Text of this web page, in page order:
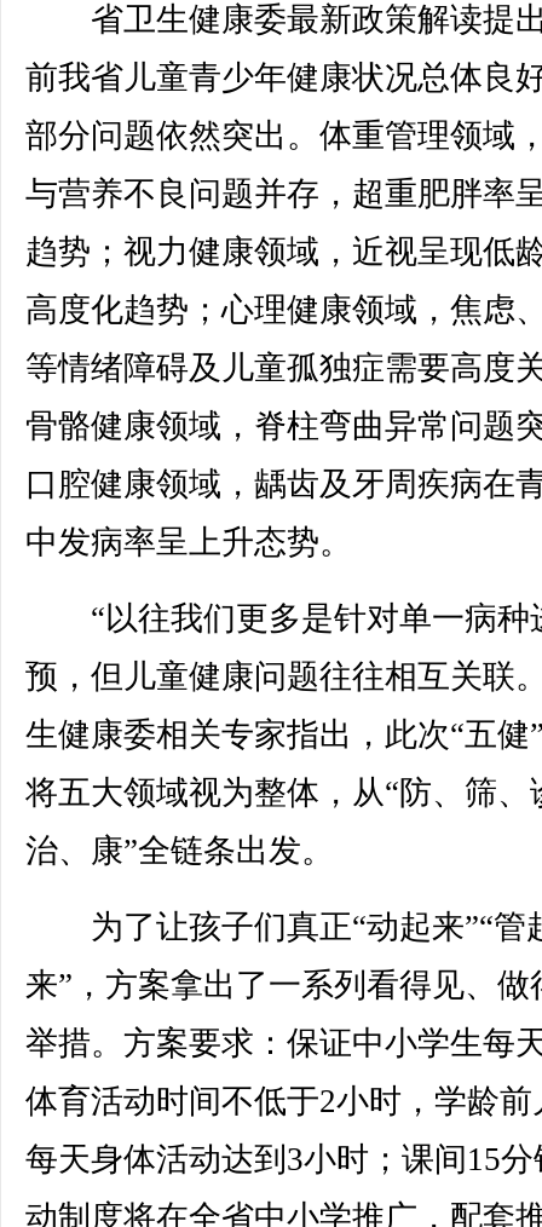
省卫生健康委最新政策解读提
前我省儿童青少年健康状况总体良
部分问题依然突出。体重管理领域
与营养不良问题并存，超重肥胖率
趋势；视力健康领域，近视呈现低
高度化趋势；心理健康领域，焦虑
等情绪障碍及儿童孤独症需要高度
骨骼健康领域，脊柱弯曲异常问题
口腔健康领域，龋齿及牙周疾病在
中发病率呈上升态势。
“以往我们更多是针对单一病种
预，但儿童健康问题往往相互关联
生健康委相关专家指出，此次“五健
将五大领域视为整体，从“防、筛、
治、康”全链条出发。
为了让孩子们真正“动起来”“管
来”，方案拿出了一系列看得见、做
举措。方案要求：保证中小学生每
体育活动时间不低于2小时，学龄前
每天身体活动达到3小时；课间15分
动制度将在全省中小学推广，配套